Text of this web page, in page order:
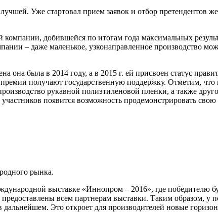
Уже стартовал прием заявок и отбор
компании, добившейся по итогам года максимальных
– даже маленькое, узконаправленное производство
она была в 2014 году, а в 2015 г. ей присвоен статус
получают государственную поддержку. Отметим, что
рукавной полиэтиленовой пленки, а также
появится возможность продемонстрировать
рынка.
выставке «Иннопром – 2016», где победителю
всем партнерам выставки. Таким образом, у
Это откроет для производителей новые